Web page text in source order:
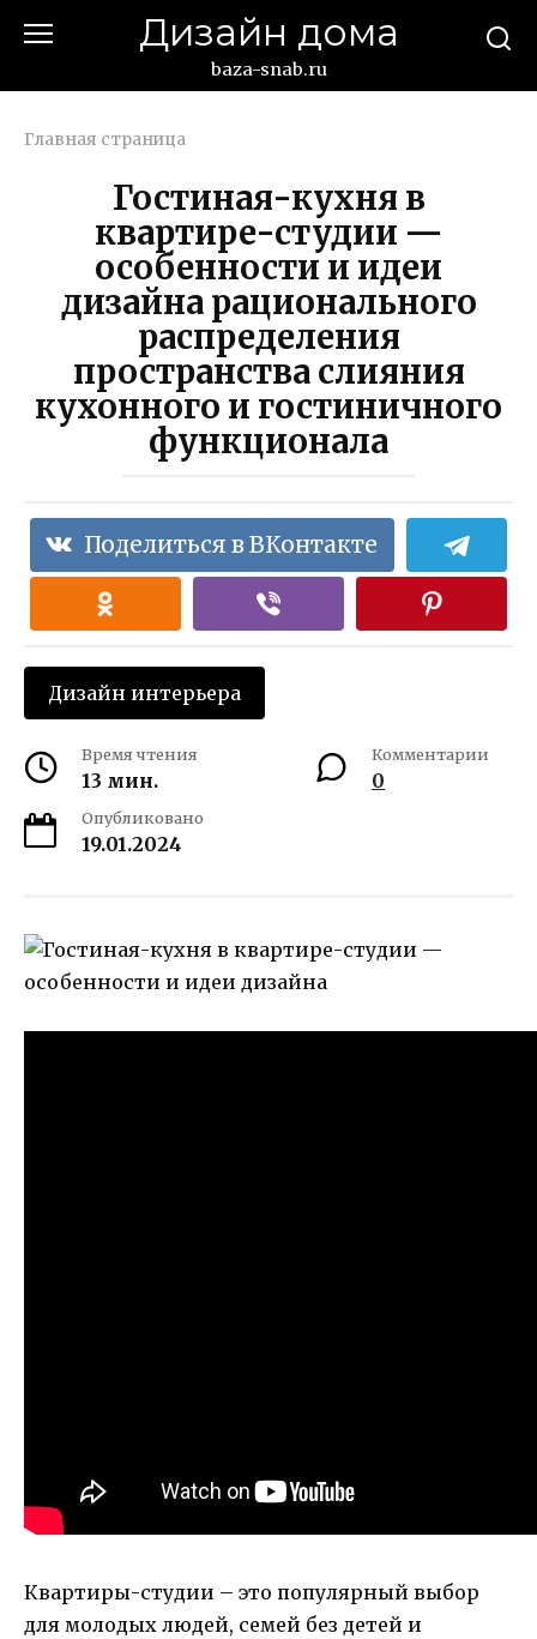
Дизайн дома
baza-snab.ru
Главная страница
Гостиная-кухня в
квартире-студии —
особенности и идеи
дизайна рационального
распределения
пространства слияния
кухонного и гостиничного
функционала
Поделиться в ВКонтакте
Дизайн интерьера
Время чтения
13 мин.
Комментарии
0
Опубликовано
19.01.2024
Квартиры-студии – это популярный выбор
для молодых людей, семей без детей и